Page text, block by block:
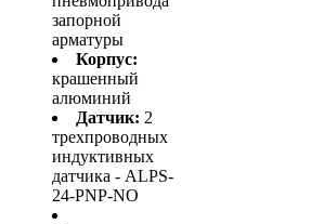
запорной
арматуры
Корпус:
крашенный
алюминий
Датчик: 2
трехпроводных
индуктивных
датчика - ALPS-
24-PNP-NO